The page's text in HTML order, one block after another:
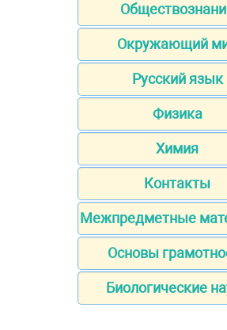
Окружающий
Русский язык
Физика
Химия
Контакты
Межпредметные
Основы
Биологические